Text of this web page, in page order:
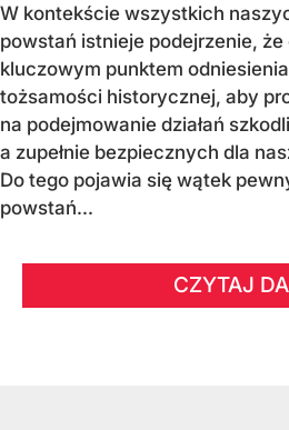
W kontekście wszystkich
powstań istnieje podejrzenie, że
kluczowym punktem
tożsamości historycznej, aby
na podejmowanie działań
a zupełnie bezpiecznych dla
Do tego pojawia się wątek
powstań...
CZYTAJ